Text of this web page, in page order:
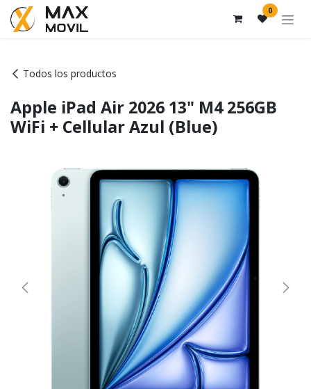
Ir al contenido 0
Todos los productos
Apple iPad Air 2026 13" M4 256GB
WiFi + Cellular Azul (Blue)